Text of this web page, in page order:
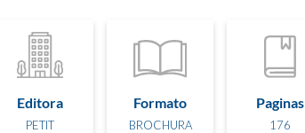
Editora
PETIT
Formato
BROCHURA
Paginas
176